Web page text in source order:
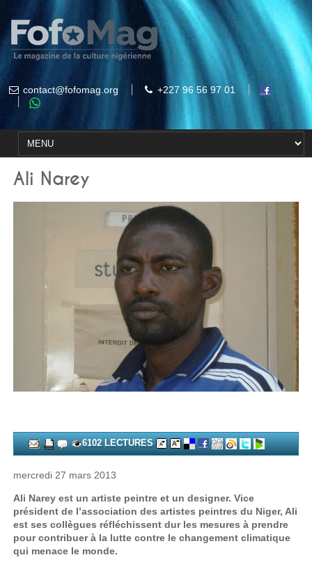
contact@fofomag.org +227 96 56 97 01
Ali Narey
6102 LECTURES
mercredi 27 mars 2013
Ali Narey est un artiste peintre et un designer. Vice
président de l’association des artistes peintres du Niger, Ali
est ses collègues réfléchissent dur les mesures à prendre
pour contribuer à la lutte contre le changement climatique
qui menace le monde.